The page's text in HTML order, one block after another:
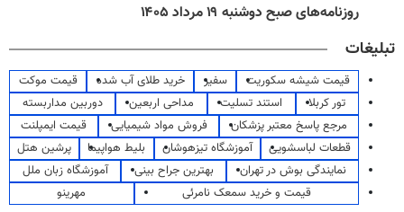
روزنامه‌های صبح دوشنبه ۱۹ مرداد ۱۴۰۵
تبلیغات
قیمت شیشه سکوریت سفیر خرید طلای آب شده
قیمت موکت
تور کربلا
استند تسلیت مداحی اربعین
دوربین مداربسته
مرجع پاسخ معتبر پزشکان
فروش مواد شیمیایی
قیمت ایمپلنت
قطعات لباسشویی
آموزشگاه تیزهوشان بلیط هواپیما
پرشین هتل
نمایندگی بوش در تهران
بهترین جراح بینی
آموزشگاه زبان ملل
قیمت و خرید سمعک نامرئی
مهرینو